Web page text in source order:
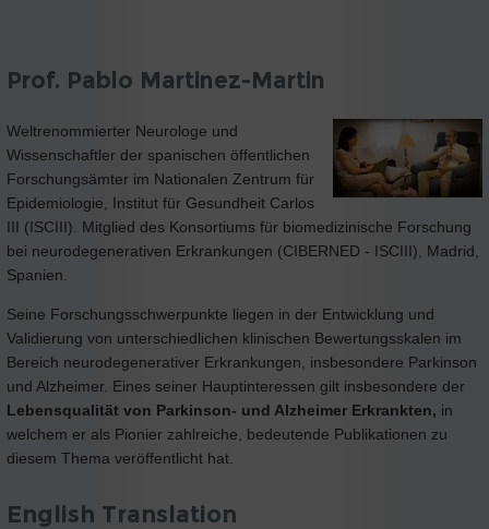
Prof. Pablo Martinez-Martin
Weltrenommierter Neurologe und
Wissenschaftler der spanischen öffentlichen
Forschungsämter im Nationalen Zentrum für
Epidemiologie, Institut für Gesundheit Carlos
III (ISCIII). Mitglied des Konsortiums für biomedizinische Forschung
bei neurodegenerativen Erkrankungen (CIBERNED - ISCIII), Madrid,
Spanien.
Seine Forschungsschwerpunkte liegen in der Entwicklung und
Validierung von unterschiedlichen klinischen Bewertungsskalen im
Bereich neurodegenerativer Erkrankungen, insbesondere Parkinson
und Alzheimer. Eines seiner Hauptinteressen gilt insbesondere der
Lebensqualität von Parkinson- und Alzheimer Erkrankten, in
welchem er als Pionier zahlreiche, bedeutende Publikationen zu
diesem Thema veröffentlicht hat.
English Translation